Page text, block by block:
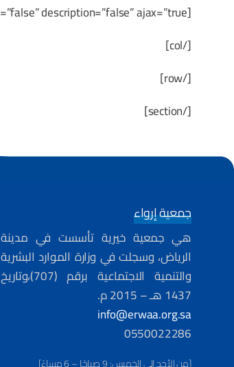
[gravityform id=”2″ title=”false” description=”false” ajax=”true”]
[/col]
[/row]
[/section]
جمعية إرواء
هي جمعية خيرية تأسست في مدينة
الرياض، وسجلت في وزارة الموارد البشرية
والتنمية الاجتماعية برقم (707)،وتاريخ
1437 هـ – 2015 م.
info@erwaa.org.sa
0550022286
[من الأحد إلى الخميس: 9 صباحًا – 6 مساءً]